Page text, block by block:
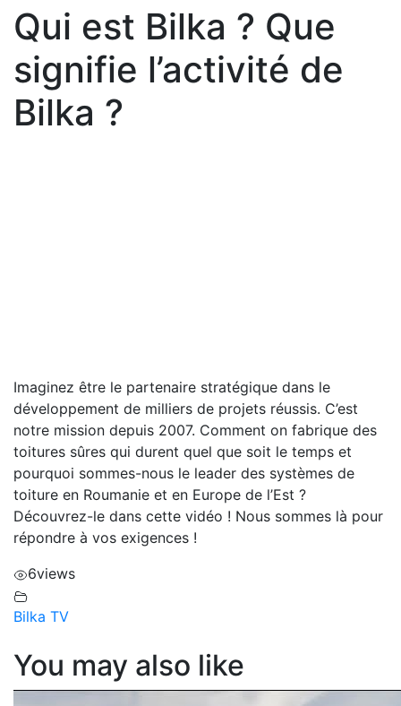
Qui est Bilka ? Que
signifie l’activité de
Bilka ?
Imaginez être le partenaire stratégique dans le
développement de milliers de projets réussis. C’est
notre mission depuis 2007. Comment on fabrique des
toitures sûres qui durent quel que soit le temps et
pourquoi sommes-nous le leader des systèmes de
toiture en Roumanie et en Europe de l’Est ?
Découvrez-le dans cette vidéo ! Nous sommes là pour
répondre à vos exigences !
6views
Bilka TV
You may also like